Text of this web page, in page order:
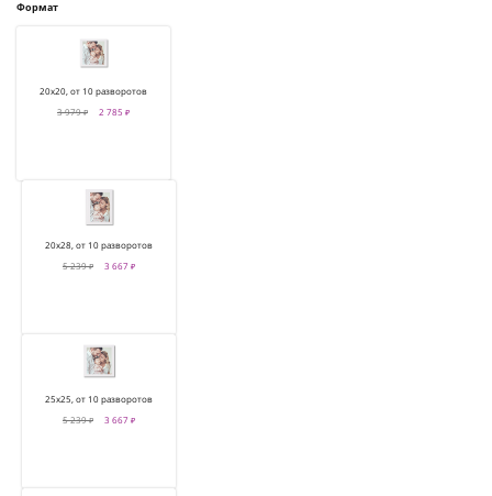
Формат
20х20, от 10 разворотов
3 979 ₽
2 785 ₽
20х28, от 10 разворотов
5 239 ₽
3 667 ₽
25х25, от 10 разворотов
5 239 ₽
3 667 ₽